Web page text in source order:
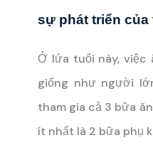
sự phát triển của
Ở lứa tuổi này, việc
giống như người
tham gia cả 3 bữa
ít nhất là 2 bữa phụ